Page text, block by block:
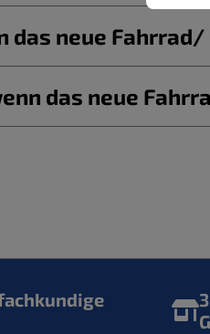
das neue
das neue